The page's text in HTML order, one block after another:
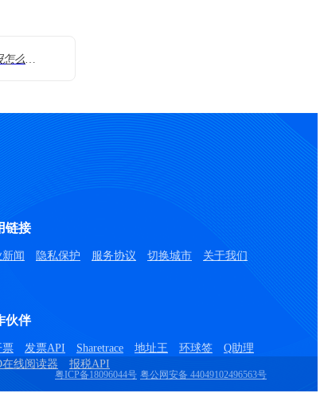
零申报小规模财务报表年报怎么填
链接
闻 隐私保护 服务协议 切换城市 关于我们
伙伴
票 发票API Sharetrace 地址王 环球签
Q助理
在线阅读器
报税API
粤ICP备18096044号 粤公网安备 44049102496563号